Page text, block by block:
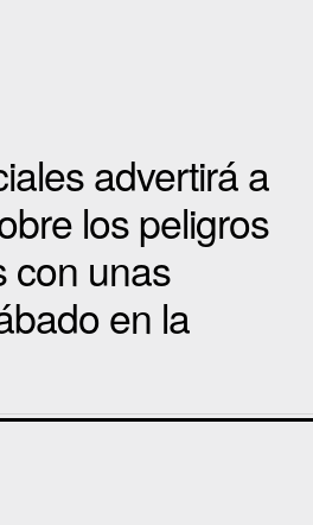
advertirá a
los peligros
con unas
en la